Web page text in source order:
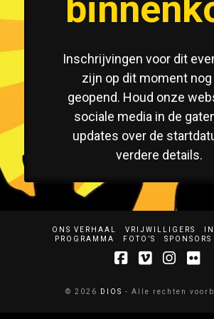
Inschrijvingen voor dit
zijn op dit moment
geopend. Houd onze
sociale media in de
updates over de
verdere details.
ONS VERHAAL VRIJWILLIGERS
PROGRAMMA
FOTO’S SPONSORS
© 2026 DIOS - Alle rechten